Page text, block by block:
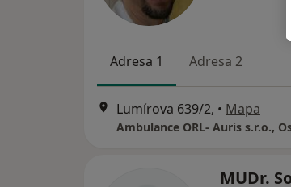
Adresa 1 Adresa 2
Lumírova 639/2, • Mapa
Ambulance ORL- Auris s.r.o.,
MUDr.